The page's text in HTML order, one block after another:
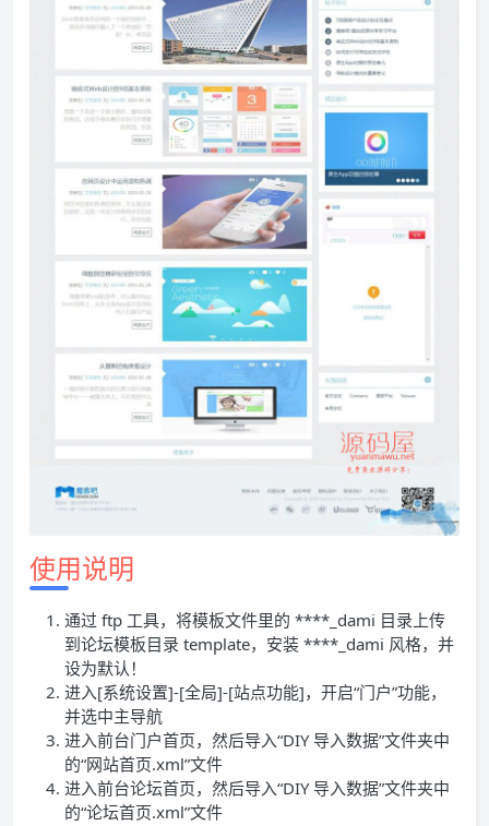
使用说明
通过 ftp 工具，将模板文件里的 ****_dami 目录上传
到论坛模板目录 template，安装 ****_dami 风格，并
设为默认！
进入[系统设置]-[全局]-[站点功能]，开启“门户”功能，
并选中主导航
进入前台门户首页，然后导入“DIY 导入数据”文件夹中
的“网站首页.xml”文件
进入前台论坛首页，然后导入“DIY 导入数据”文件夹中
的“论坛首页.xml”文件